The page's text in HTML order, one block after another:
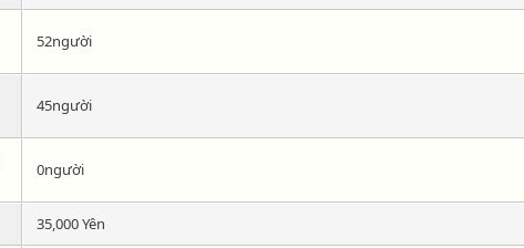
52người
45người
0người
35,000 Yên